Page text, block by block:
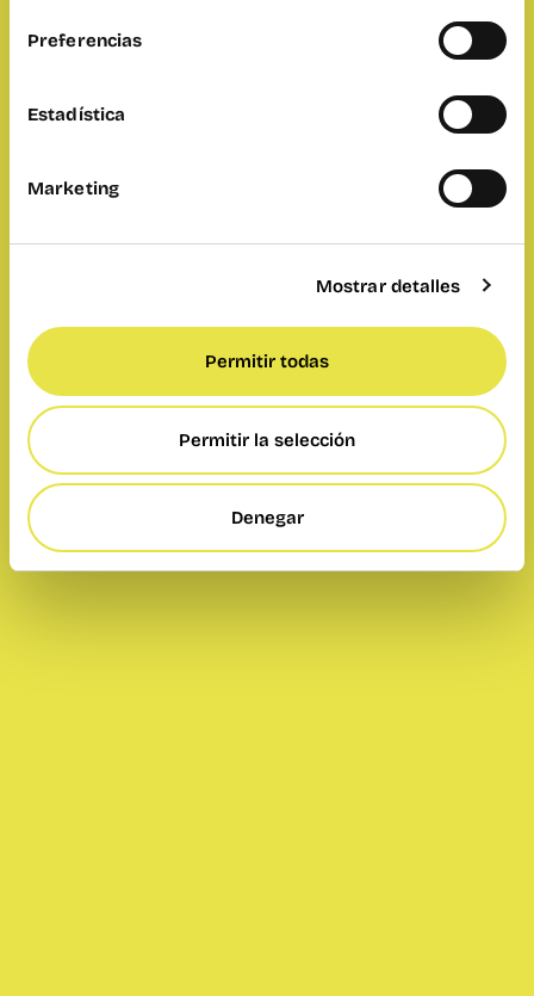
Preferencias
Estadística
Marketing
Mostrar detalles
Permitir todas
Permitir la selección
Denegar